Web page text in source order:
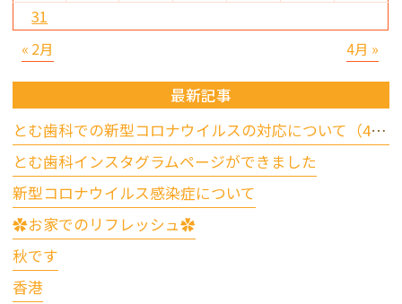
« 2月 4月 »
31
最新記事
とむ歯科での新型コロナウイルスの対応について（4/17更新）
とむ歯科インスタグラムページができました
新型コロナウイルス感染症について
✿お家でのリフレッシュ✿
秋です
香港